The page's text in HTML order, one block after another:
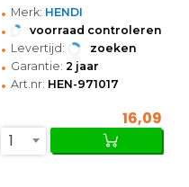
• Merk: HENDI
• voorraad controleren
• Levertijd: zoeken
• Garantie: 2 jaar
• Art.nr: HEN-971017
16,09
1